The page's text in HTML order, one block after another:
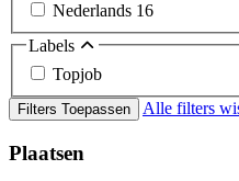
Nederlands 16
Labels
Topjob
Filters Toepassen Alle filters
Plaatsen